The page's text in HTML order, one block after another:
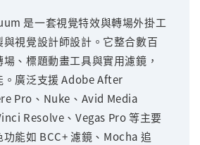
是一套視覺特效與轉場外掛工
視覺設計師設計。它整合數百
、標題動畫工具與實用濾鏡，
。廣泛支援 Adobe After
Pro、Nuke、Avid Media
Resolve、Vegas Pro 等主要
能如 BCC+ 濾鏡、Mocha 追